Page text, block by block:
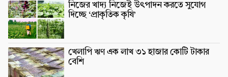
নিজের খাদ্য নিজেই উৎপাদন করতে সুযোগ
দিচ্ছে ‘প্রাকৃতিক কৃষি’
খেলাপি ঋণ এক লাখ ৩১ হাজার কোটি টাকার
বেশি